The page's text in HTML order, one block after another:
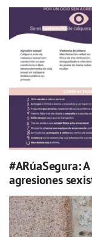
#ARúaSegura:
agresiones